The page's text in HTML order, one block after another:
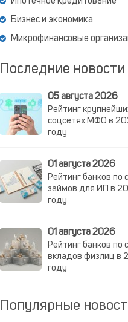
Бизнес и экономика
Микрофинансовые
Последние новости
05 августа 2026
Рейтинг
соцсетях МФО в
году
01 августа 2026
Рейтинг банков по
займов для ИП в
году
01 августа 2026
Рейтинг банков по
вкладов физлиц в
году
Популярные